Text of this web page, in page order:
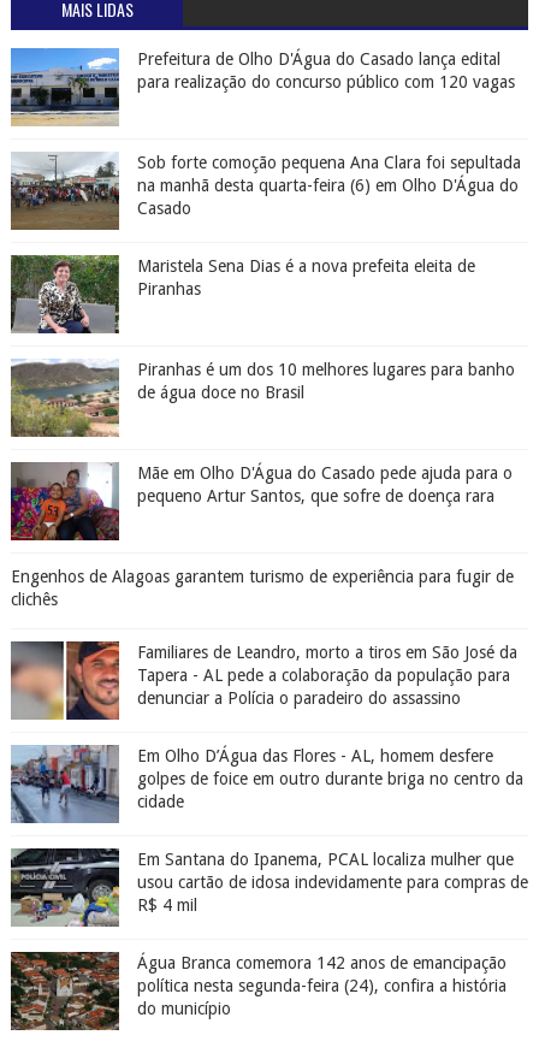
MAIS LIDAS
Prefeitura de Olho D'Água do Casado lança edital
para realização do concurso público com 120 vagas
Sob forte comoção pequena Ana Clara foi sepultada
na manhã desta quarta-feira (6) em Olho D'Água do
Casado
Maristela Sena Dias é a nova prefeita eleita de
Piranhas
Piranhas é um dos 10 melhores lugares para banho
de água doce no Brasil
Mãe em Olho D'Água do Casado pede ajuda para o
pequeno Artur Santos, que sofre de doença rara
Engenhos de Alagoas garantem turismo de experiência para fugir de
clichês
Familiares de Leandro, morto a tiros em São José da
Tapera - AL pede a colaboração da população para
denunciar a Polícia o paradeiro do assassino
Em Olho D’Água das Flores - AL, homem desfere
golpes de foice em outro durante briga no centro da
cidade
Em Santana do Ipanema, PCAL localiza mulher que
usou cartão de idosa indevidamente para compras de
R$ 4 mil
Água Branca comemora 142 anos de emancipação
política nesta segunda-feira (24), confira a história
do município